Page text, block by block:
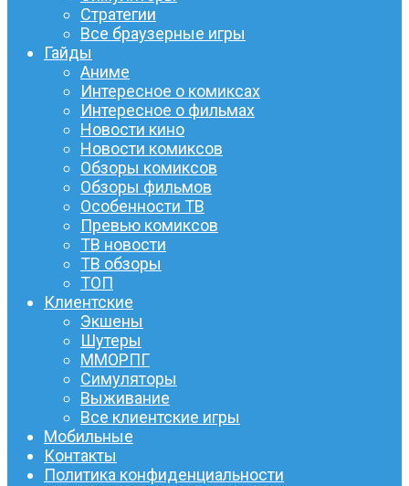
Стратегии
Все браузерные игры
Гайды
Аниме
Интересное о комиксах
Интересное о фильмах
Новости кино
Новости комиксов
Обзоры комиксов
Обзоры фильмов
Особенности ТВ
Превью комиксов
ТВ новости
ТВ обзоры
ТОП
Клиентские
Экшены
Шутеры
ММОРПГ
Симуляторы
Выживание
Все клиентские игры
Мобильные
Контакты
Политика конфиденциальности